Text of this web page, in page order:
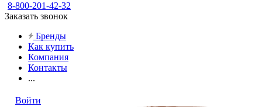
8-800-201-42-32
Заказать звонок
Бренды
Как купить
Компания
Контакты
...
Войти